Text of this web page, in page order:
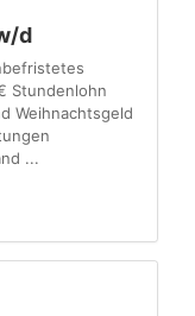
d
Stundenlohn
Weihnachtsgeld
...